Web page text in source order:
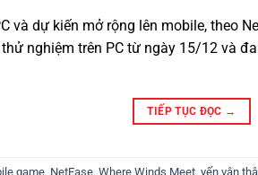
và dự kiến mở rộng lên mobile, theo
nghiệm trên PC từ ngày 15/12 và
TIẾP TỤC ĐỌC →
game, NetEase, Where Winds Meet, yến vân